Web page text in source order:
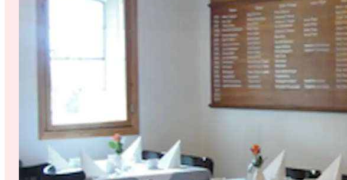
Overnatting
Planlegg reisen